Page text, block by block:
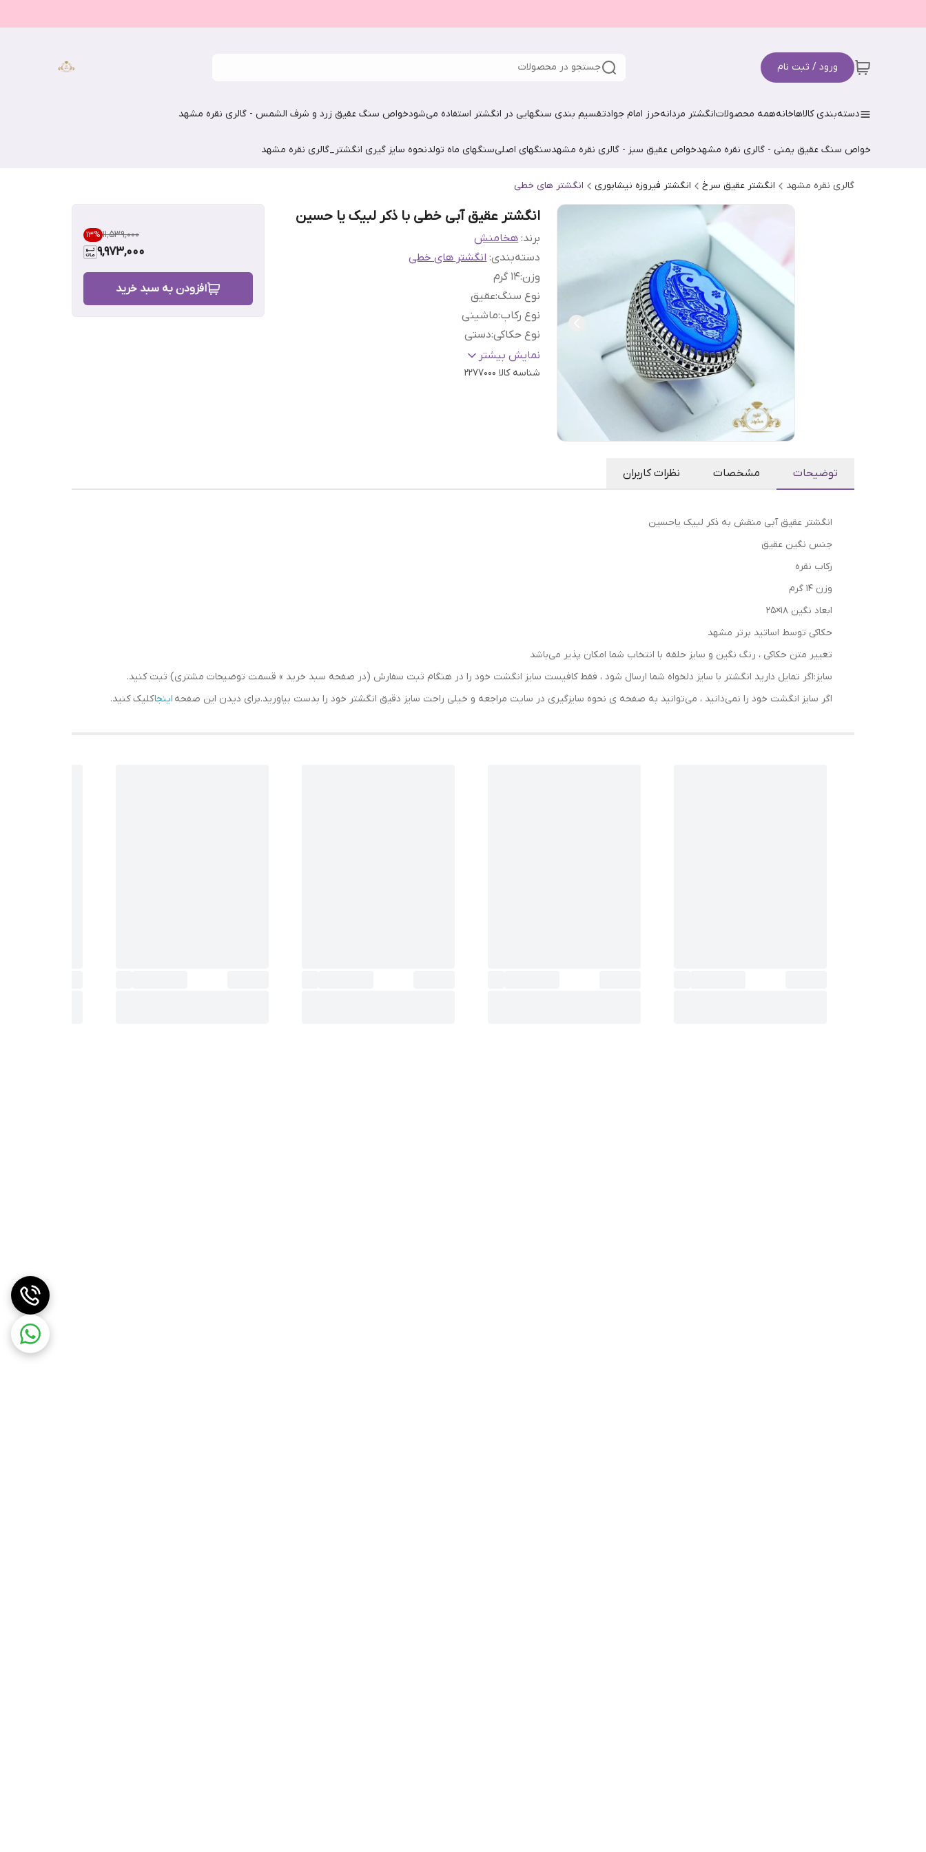
ورود / ثبت نام جستجو در محصولات
دسته‌بندی کالاهاخانههمه محصولاتانگشتر مردانهحرز امام جوادتقسیم بندی سنگهایی در انگشتر استفاده می‌شودخواص سنگ عقیق زرد و شرف الشمس - گالری نقره مشهد
خواص سنگ عقیق یمنی - گالری نقره مشهدخواص عقیق سبز - گالری نقره مشهدسنگهای اصلیسنگهای ماه تولدنحوه سایز گیری انگشتر_گالری نقره مشهد
گالری نقره مشهد انگشتر عقیق سرخ انگشتر فیروزه نیشابوری انگشتر های خطی
انگشتر عقیق آبی خطی با ذکر لبیک یا حسین
برند: هخامنش
دسته‌بندی:انگشتر های خطی
وزن:14 گرم
نوع سنگ:عقیق
نوع رکاب:ماشینی
نوع حکاکی:دستی
عیار نقره:
925
نمایش بیشتر
شناسه کالا 2277000
۱۱٬۵۳۹٬۰۰۰ 13%
9,973,000
افزودن به سبد خرید
توضیحات مشخصات نظرات کاربران
انگشتر عقیق آبی منقش به ذکر لبیک یاحسین
جنس نگین عقیق
رکاب نقره
وزن ۱۴ گرم
ابعاد نگین ۱۸×۲۵
حکاکی توسط اساتید برتر مشهد
⁦⁩⁩تغییر متن حکاکی ، رنگ نگین و سایز حلقه با انتخاب شما امکان پذیر می‌باشد
سایز:اگر تمایل دارید انگشتر با سایز دلخواه شما ارسال شود ، فقط کافیست سایز انگشت خود را در هنگام ثبت سفارش (در صفحه سبد خرید » قسمت توضیحات مشتری) ثبت کنید.
اگر سایز انگشت خود را نمی‌دانید ، می‌توانید به صفحه ی نحوه سایزگیری در سایت مراجعه و خیلی راحت سایز دقیق انگشتر خود را بدست بیاورید.برای دیدن این صفحه اینجاکلیک کنید.